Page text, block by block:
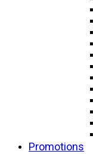
Promotions